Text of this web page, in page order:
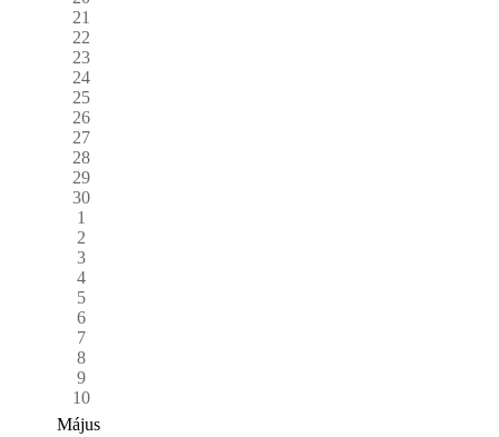
21
22
23
24
25
26
27
28
29
30
1
2
3
4
5
6
7
8
9
10
Május